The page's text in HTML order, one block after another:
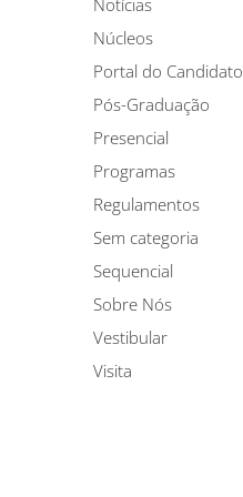
Notícias
Núcleos
Portal do Candidato
Pós-Graduação
Presencial
Programas
Regulamentos
Sem categoria
Sequencial
Sobre Nós
Vestibular
Visita